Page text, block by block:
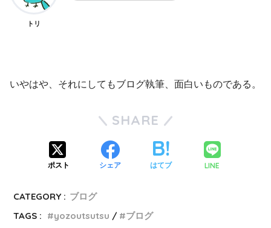
トリ
いやはや、それにしてもブログ執筆、面白いものである。
SHARE
ポスト シェア はてブ LINE
CATEGORY : ブログ
TAGS :
yozoutsutsu ブログ